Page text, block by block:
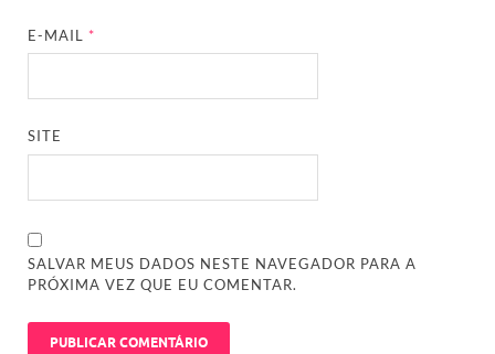
E-MAIL*
SITE
SALVAR MEUS DADOS NESTE NAVEGADOR PARA A
PRÓXIMA VEZ QUE EU COMENTAR.